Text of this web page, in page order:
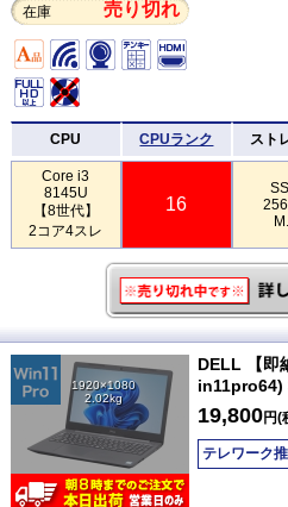
在庫 売り切れ
CPU CPUランク スト
Core i3
8145U
【8世代】
2コア4スレ
16
1920×1080
2.02kg
DELL 【即
19,800円(
テレワーク